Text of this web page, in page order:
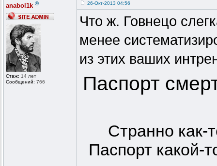
anabol1k ®
Стаж: 14 лет
Сообщений: 766
26-Окт-2013 04:56
Что ж. Говнецо
менее
из этих ваших
Паспорт
Странно как-
Паспорт какой-